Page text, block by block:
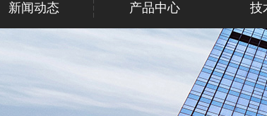
新闻动态 产品中心 技